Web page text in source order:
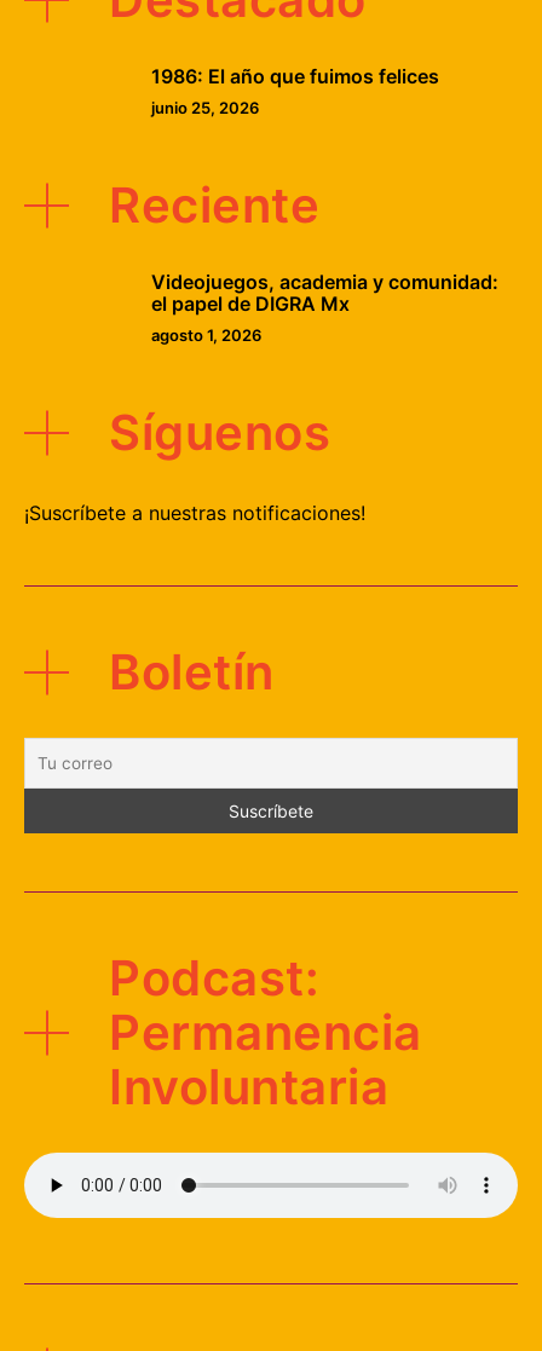
1986: El año que fuimos felices
junio 25, 2026
Reciente
Videojuegos, academia y comunidad:
el papel de DIGRA Mx
agosto 1, 2026
Síguenos
¡Suscríbete a nuestras notificaciones!
Boletín
Podcast:
Permanencia
Involuntaria